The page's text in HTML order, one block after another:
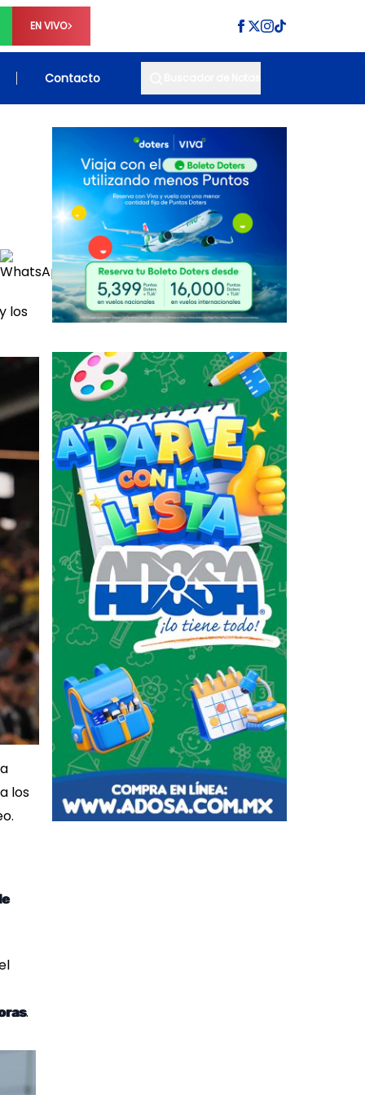
EN VIVO
Contacto
los
los
.